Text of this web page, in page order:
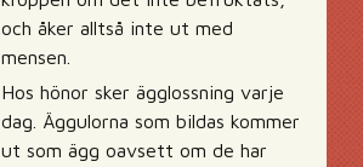
och åker alltså inte ut med
mensen.
Hos hönor sker ägglossning varje
dag. Äggulorna som bildas kommer
ut som ägg oavsett om de har